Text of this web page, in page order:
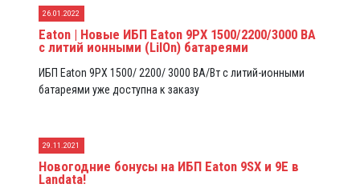
26.01.2022
Eaton | Новые ИБП Eaton 9PX 1500/2200/3000 ВА
с литий ионными (LiIOn) батареями
ИБП Eaton 9PX 1500/ 2200/ 3000 ВА/Вт с литий-ионными
батареями уже доступна к заказу
29.11.2021
Новогодние бонусы на ИБП Eaton 9SX и 9E в
Landata!